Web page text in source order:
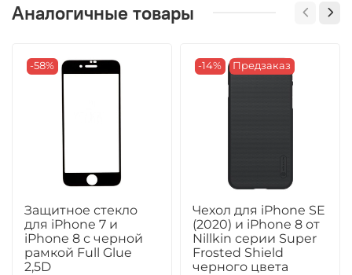
Аналогичные товары
-58%
Защитное стекло
для iPhone 7 и
iPhone 8 с черной
рамкой Full Glue
2,5D
-14% Предзаказ
Чехол для iPhone SE
(2020) и iPhone 8 от
Nillkin серии Super
Frosted Shield
черного цвета